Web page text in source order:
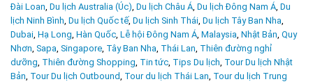
Đài Loan Du lịch Australia (Úc) Du lịch Châu Á Du lịch Đông Nam Á Du
lịch Ninh Bình Du lịch Quốc tế, Du lịch Sinh Thái Du lịch Tây Ban Nha
Dubai Hạ Long Hàn Quốc Lễ hội Đông Nam Á Malaysia Nhật Bản Quy
Nhơn Sapa Singapore Tây Ban Nha Thái Lan Thiên đường nghỉ
dưỡng Thiên đường Shopping Tin tức Tips Du lịch Tour Du lịch Nhật
Bản Tour Du lịch Outbound Tour du lịch Thái Lan Tour du lịch Trung